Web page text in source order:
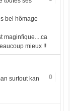
bel hômage
maginfique....ca
mieux !!
0
surtout kan